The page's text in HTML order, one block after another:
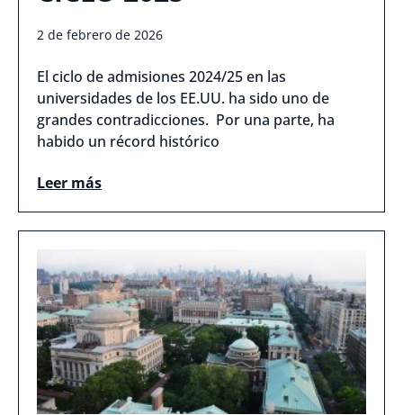
2 de febrero de 2026
El ciclo de admisiones 2024/25 en las
universidades de los EE.UU. ha sido uno de
grandes contradicciones. Por una parte, ha
habido un récord histórico
Leer más